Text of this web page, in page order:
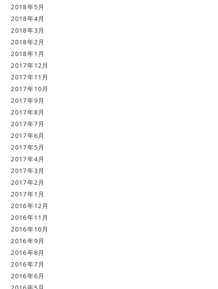
2018年5月
2018年4月
2018年3月
2018年2月
2018年1月
2017年12月
2017年11月
2017年10月
2017年9月
2017年8月
2017年7月
2017年6月
2017年5月
2017年4月
2017年3月
2017年2月
2017年1月
2016年12月
2016年11月
2016年10月
2016年9月
2016年8月
2016年7月
2016年6月